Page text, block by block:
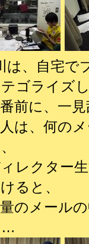
は、自宅で
テゴライ
前に、一見
は、何のメ
レクター生
ると、
のメールの
…